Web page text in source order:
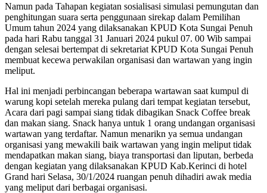
Namun pada Tahapan kegiatan sosialisasi simulasi pemungutan dan
penghitungan suara serta penggunaan sirekap dalam Pemilihan
Umum tahun 2024 yang dilaksanakan KPUD Kota Sungai Penuh
pada hari Rabu tanggal 31 Januari 2024 pukul 07. 00 Wib sampai
dengan selesai bertempat di sekretariat KPUD Kota Sungai Penuh
membuat kecewa perwakilan organisasi dan wartawan yang ingin
meliput.
Hal ini menjadi perbincangan beberapa wartawan saat kumpul di
warung kopi setelah mereka pulang dari tempat kegiatan tersebut,
Acara dari pagi sampai siang tidak dibagikan Snack Coffee break
dan makan siang. Snack hanya untuk 1 orang undangan organisasi
wartawan yang terdaftar. Namun menarikn ya semua undangan
organisasi yang mewakili baik wartawan yang ingin meliput tidak
mendapatkan makan siang, biaya transportasi dan liputan, berbeda
dengan kegiatan yang dilaksanakan KPUD Kab.Kerinci di hotel
Grand hari Selasa, 30/1/2024 ruangan penuh dihadiri awak media
yang meliput dari berbagai organisasi.